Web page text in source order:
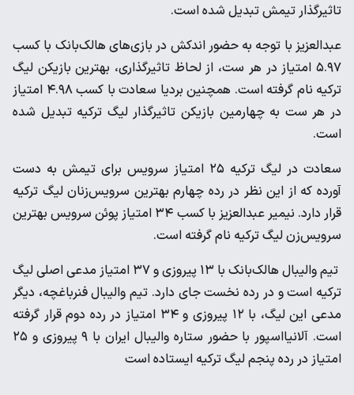
تاثیرگذار تیمش تبدیل شده است.
عبدالعزیز با توجه به حضور اندکش در بازی‌های هالک‌بانک با کسب
۵.۹۷ امتیاز در هر ست، از لحاظ تاثیرگذاری، بهترین بازیکن لیگ
ترکیه نام گرفته است. همچنین بردیا سعادت با کسب ۴.۹۸ امتیاز
در هر ست به چهارمین بازیکن تاثیرگذار لیگ ترکیه تبدیل شده
است.
سعادت در لیگ ترکیه ۲۵ امتیاز سرویس برای تیمش به دست
آورده که از این نظر در رده چهارم بهترین سرویس‌زنان لیگ ترکیه
قرار دارد. نیمیر عبدالعزیز با کسب ۳۴ امتیاز پوئن سرویس بهترین
سرویس‌زن لیگ ترکیه نام گرفته است.
تیم والیبال هالک‌بانک با ۱۳ پیروزی و ۳۷ امتیاز مدعی اصلی لیگ
ترکیه است و در رده نخست جای دارد. تیم والیبال فنرباغچه، دیگر
مدعی این لیگ، با ۱۲ پیروزی و ۳۴ امتیاز در رده دوم قرار گرفته
است. آلانیااسپور با حضور ستاره والیبال ایران با ۹ پیروزی و ۲۵
امتیاز در رده پنجم لیگ ترکیه ایستاده است